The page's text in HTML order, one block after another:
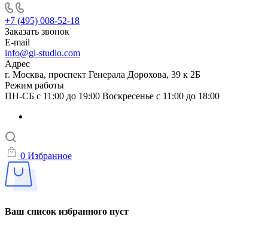
+7 (495) 008-52-18
Заказать звонок
E-mail
info@gl-studio.com
Адрес
г. Москва, проспект Генерала Дорохова, 39 к 2Б
Режим работы
ПН-СБ с 11:00 до 19:00 Воскресенье с 11:00 до 18:00
0 Избранное
Ваш список избранного пуст